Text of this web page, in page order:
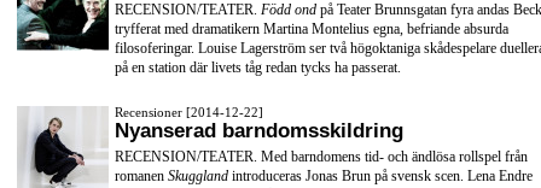
RECENSION/TEATER. Född ond på Teater Brunnsgatan fyra andas
tryfferat med dramatikern Martina Montelius egna, befriande absurda
filosoferingar. Louise Lagerström ser två högoktaniga skådespelare
på en station där livets tåg redan tycks ha passerat.
Recensioner [2014-12-22]
Nyanserad barndomsskildring
RECENSION/TEATER. Med barndomens tid- och ändlösa rollspel från
romanen Skuggland introduceras Jonas Brun på svensk scen. Lena Endre